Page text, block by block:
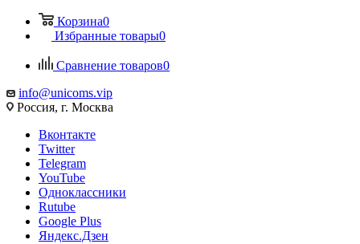
Корзина0
Избранные товары0
Сравнение товаров0
info@unicoms.vip
Россия, г. Москва
Вконтакте
Twitter
Telegram
YouTube
Одноклассники
Rutube
Google Plus
Яндекс.Дзен